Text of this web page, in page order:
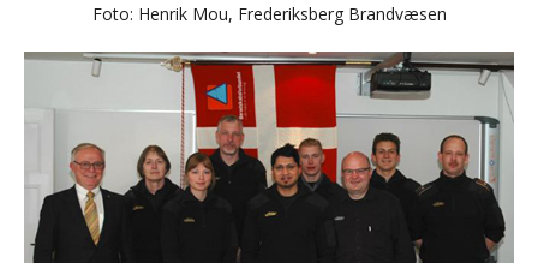
Foto: Henrik Mou, Frederiksberg Brandvæsen